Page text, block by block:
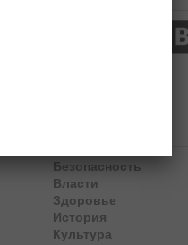
Безопасность
Власти
Здоровье
История
Культура